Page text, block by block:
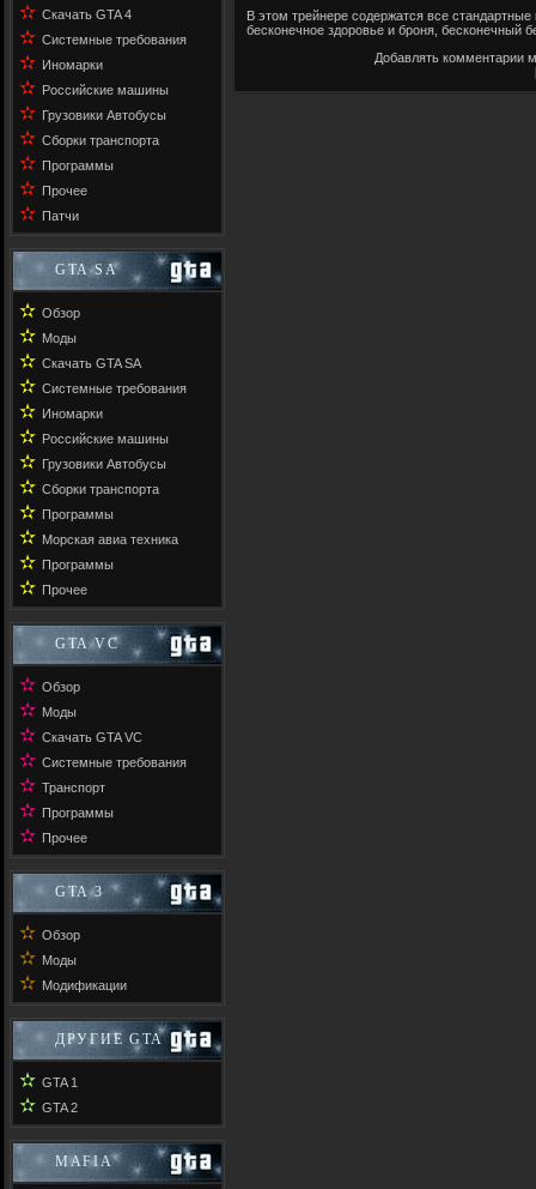
✫ Скачать GTA 4
✫ Системные требования
✫ Иномарки
✫ Российские машины
✫ Грузовики Автобусы
✫ Сборки транспорта
✫ Программы
✫ Прочее
✫ Патчи
GTA SA
✫ Обзор
✫ Моды
✫ Скачать GTA SA
✫ Системные требования
✫ Иномарки
✫ Российские машины
✫ Грузовики Автобусы
✫ Сборки транспорта
✫ Программы
✫ Морская авиа техника
✫ Программы
✫ Прочее
GTA VC
✫ Обзор
✫ Моды
✫ Скачать GTA VC
✫ Системные требования
✫ Транспорт
✫ Программы
✫ Прочее
GTA 3
✫ Обзор
✫ Моды
✫ Модификации
ДРУГИЕ GTA
✫ GTA 1
✫ GTA 2
MAFIA
В этом трейнере содержатся все
бесконечное здоровье и броня, бесконечный
Добавлять комментарии